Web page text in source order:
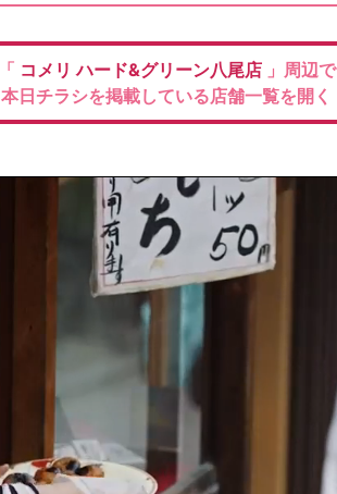
「 コメリハード&グリーン八尾店 」周辺で
本日チラシを掲載している店舗一覧を開く